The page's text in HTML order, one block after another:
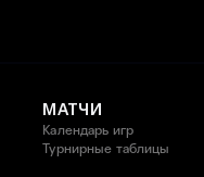
МАТЧИ
Календарь игр
Турнирные таблицы